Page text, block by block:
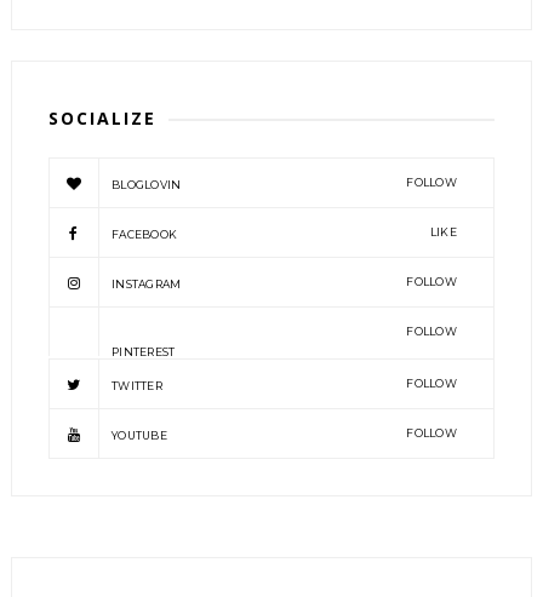
SOCIALIZE
BLOGLOVIN FOLLOW
FACEBOOK LIKE
INSTAGRAM FOLLOW
PINTEREST
FOLLOW
TWITTER FOLLOW
YOUTUBE FOLLOW